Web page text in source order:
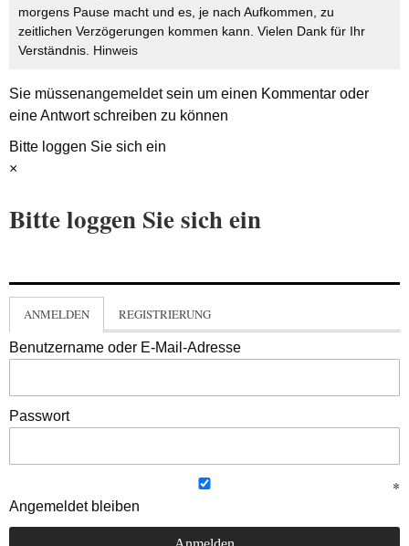
morgens Pause macht und es, je nach Aufkommen, zu
zeitlichen Verzögerungen kommen kann. Vielen Dank für Ihr
Verständnis. Hinweis
Sie müssenangemeldetsein um einen Kommentar oder
eine Antwort schreiben zu können
Bitte loggen Sie sich ein
×
Bitte loggen Sie sich ein
ANMELDEN REGISTRIERUNG
Benutzername oder E-Mail-Adresse
Passwort
Angemeldet bleiben